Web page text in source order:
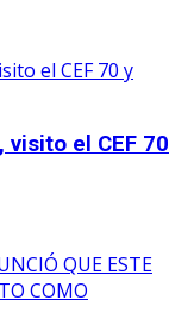
el CEF 70